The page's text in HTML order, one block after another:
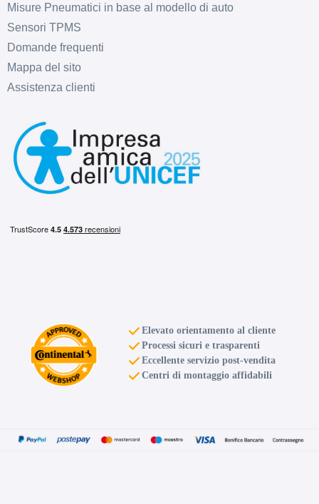
Misure Pneumatici in base al modello di auto
Sensori TPMS
Domande frequenti
Mappa del sito
Assistenza clienti
Elevato orientamento al cliente
Processi sicuri e trasparenti
Eccellente servizio post-vendita
Centri di montaggio affidabili